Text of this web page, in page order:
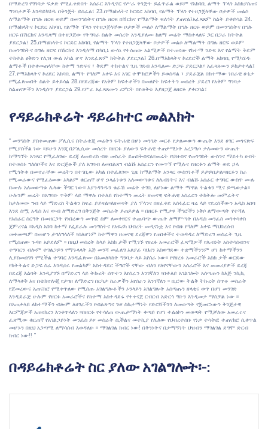
በማድረግ የግንባታ ፍቃድ የሚፈቀድበት አሰራር እንዲኖር የሥራ ቅንጅት ይፈጥራል ወይም የአከባቢ ልማት ፕላን እስክያስጠና
ግንባታዎች እንዳይካሄዱ በቅንጅት ይሰራል፣ 23.በማዕከላትና ኮርደር አከባቢ የልማት ፕላን የተዘጋጀላቸው ቦታዎች መልሶ
ለማልማት በግሉ ዘርፍ ወይም በመንግስትና በግሉ ዘርፍ በሽርክና የማልማት ፍለጎት ያጠናል፤አፈጻጸም ስልት ይቀይሳል 24.
በማዕከላትና ኮርደር አከባቢ የልማት ፕላን የተዘጋጀላቸው ቦታዎች መልሶ ለማልማት በግሉ ዘርፍ ወይም በመንግስትና በግሉ
ዘርፍ በሽርክና እንዲላማ በተዘጋጀው የትግባራ ስልት መሰረት አንዲያለሙ ከለማ መሬት ማስተላለፍ ጋር በጋራ ክትትል
ያደርጋል፤ 25.በማዕከላትና ኮርደር አከባቢ የልማት ፕላን የተዘጋጀላቸው ቦታዎች መልሶ ለማልማት በግሉ ዘርፍ ወይም
በመንግስትና በግሉ ዘርፍ በሽርክና እንዲላማ በካቢኔ ውሳኔ የተሰጠው አልሚዎች በተጠናው የከተማ ንድፍ እና የልማት ቅደም
ተከተል ዕቅድን የሊዝ ውል አካል ሆኖ እንደፈጽም ክትትል ያደርጋል፤ 26.በማእከላትና ኮሪደሮች ልማት አከባቢ የሚካሄዱ
ልማቶች በተቀመጠላቸው ከተማ ንድፍና ፣ ቅደም ተከተልና ጊዜ ገደብ እንዲለሙ ድጋፍ ያደርጋል፣ አፈጻጸሙን ይከታተላል፤
27.የማእከላትና ኮሪደር አከባቢ ልማት የዓለም አቀፍ እና አገር ተሞክሮዎችን ይወስዳል ፣ ያደራጀል በከተማው ነበራዊ ሁኔታ
የሚፈጽመበት ስልት ይቀይሳል 28.በየደረጃው የአቅም ክፍተቶችን በመለየት ክፍተትን መሰረት ያደረገ የአቅም ግንባታ
ስልጠናዎችን እንዲሰጥ ያደርጋል 29.የሥራ አፈጻጸሙን ሪፖርት በየወቅቱ እያዘጋጀ ለዘርፉ ያቀርባል፣
የዳይሬክቶሬት ዳይሬክተር መልእክት
መንግስት ያስቀመጠው ፖሊሲና ስትራቴጂ መሬትን ፍትሐዊ በሆነ መንገድ መርቶ የታለመውን ውጤት እንደ ሀገር መጎናጽፍ
የሚያስችል ነው ፡፡ይሁን እንጂ በፖሊሲው መሰረት በዘርፉ ያለውን ፍትሐዊ ተጠቃሚነት አረጋግጦ ታለመውን ውጤት
ከማግኘት አንጻር የሚፈለገው ደረጃ ለመድረስ ብዙ መስራት ይጠበቅብናል፡፡መሬት የህዝብና የመንግስት ውስንና ማይተካ ሀብት
በተወሰኑ ግለሰቦችና እና ድርጅቶች ያለ አግባብ ለመበልጸግ ብልሹ አሰራርን የሙጥኝ የሚሉና የዘርፉን ልማት ወደ ኃላ
የሚጎትቱ በመኖራቸው መሬትን በተገቢው አካል በተፈለገው ጊዜ ከማልማት አንጻር ውስንነቶች ይታይበታል፡፡ዘርፉን ስራ
የሚመራውና የሚፈፅመው አካልም ቁርጠኛ ሆኖ ኃላፊነቱን አለመወጣቱና ለሌብነትና እና ብልሹ አሰራር ተግባር ውስጥ ሙሉ
በሙሉ አለመወጣቱ ሌላው ችግር ነው፡፡ እያንዳንዱን ቁራሽ መሬት ተገቢ ለሆነው ልማት ማዋል ትልቁን ሚና ይጫወታል፡፡
ሁሉንም መሬት በአግባቡ ጥቅም ላይ ማዋሉ በተለይ የከተማን መሬት ዘመናዊ ፍትሐዊ አሰራርን ተከትሎ መምራትና
ከታለመው ግብ ላይ ማድረስ ትልቁን ስፍራ ይይዛል፡፡ለዘመናት ያለ ፕላንና በዘፈቀደ አሰፋፈር ዛሬ ላይ የደረሰችውን አዲስ አበባ
እንደ ስሟ አዲስ እና ውብ ለማድረግ በቅንጅት መስራት ይጠይቃል ፡፡ በዘርፉ የሚታዩ ችግሮችን ነቅሶ ለማውጣት የተሻለ
የአሰራር ስርዓት በመዘርጋት የነበረውን መጥፎ ስም ለመቀየርና ተጨባጭ ውጤት ለማምጣት በአዲስ መንፈስ መንቀሳቀስ
ጀምረናል ፡፡አዲስ አበባ ከተማ የፌደራሉ መንግስትና የአፍሪካ ህብረት መዲናነቷ እና የብዙ የዓለም አቀፍ ማህበረሰብ
መቀመጫም በመሆን ታገለግላለች ፡፡ሰለሆነም ከተማዋን ዘመናዊ ደረጃዋን የጠበቀችና ተወዳዳሪ ለማድረግ መስራት ጊዜ
የሚሰጠው ጉዳዩ አይደለም ፡፡ በዚህ መሰረት ከላይ እስከ ታች የሚገኙ የዘረፉ አመራሮች ፈጻሚዎች የሌብነት አስተሳሰብንና
ተግባርን ብሎም ተገልጋይን የማጉላላት እጅ መንሻ መፈለግ አጸያፊ ባህሪን አስወግደው ተቋማችንንም ሆነ ከተማችንን
ሊያስመሰግን የሚችል ተግባር እንዲፈጽሙ በአመለካከት ግንባታ ላይ እየሰራ ነው፡፡ የየዘረፉ አመራሮች እስከ ታች ወርደው
የክትትልና ድጋፍ ስራ እንዲሰሩ የመልካም አስተዳደር ችግሮች ናቸው ብለን የለየናቸውን አሰራሮች እና መመሪያዎች ደረጃ
በደረጃ እልባት እንዲያገኙ በማድረግ ላይ ትኩረት ሰጥተን እየሰራን እንገኛለን ፡፡በተለይ አገልገሎት አሰጣጡን ከእጅ ንኪኪ
ለማላቀቅ እና በቴክኖሎጂ የታገዘ ለማድረግ በርካታ ስራዎችን እየሰራን እንገኛለን ፡፡ ቢሮው ትልቅ ትኩረት ሰጥቶ መስራት
የጀመረውና አጠናክሮ የሚቀጥለው የሚሰጡ አገልግሎቶችን ኦንላይን አገልግሎት አሰጣጡን ዘላቂና ወጥ በሆነ መንገድ
እንዲደራጅ ሁሉም የዘርፉ አመራሮችና የከተማ አስተዳደሩ የተቀናጀ ርብርብ አድርጎ ግቡን እንዲመታ ማስቻል ነው ፡፡
በአጠቃላይ ለከተማችን ብሎም ለሀገራችን የብልጽግና ጉዞ ስኬታማነት የድርሻችንን ለመወጣት የጀመርነውን ቅንጅታዊ
እርምጃዎች አጠናክረን እንቀጥላለን ፡፡በዘርፉ የተሳለጠ ውጤታማነት ቀጣይ የሆነ ተልዕኮን መወጣት የሚቻለው አመራሩና
ፈጸሚው ቁርጠኛ የአገልጋይነት መንፈስ ይዞ መስራት ሲችልና መተኪያ የሌለው የህብረተሰቡ የነቃ ተሳትፎ ተጠናክሮ ሲቀጥል
መሆኑን በዚህ አጋጣሚ ለማሳሰብ እወዳለሁ ፡፡ ማገልገል ክብር ነው! በቅንነትና በታማኝነት ህዝብን ማገልገል ደግሞ ድርብ
ክብር ነው!!
በዳይሬክቶሬት ስር ያለው አገልግሎት፡-: